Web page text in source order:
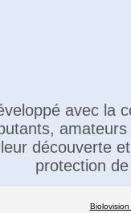
avec la
découverte
protection
Biolovision